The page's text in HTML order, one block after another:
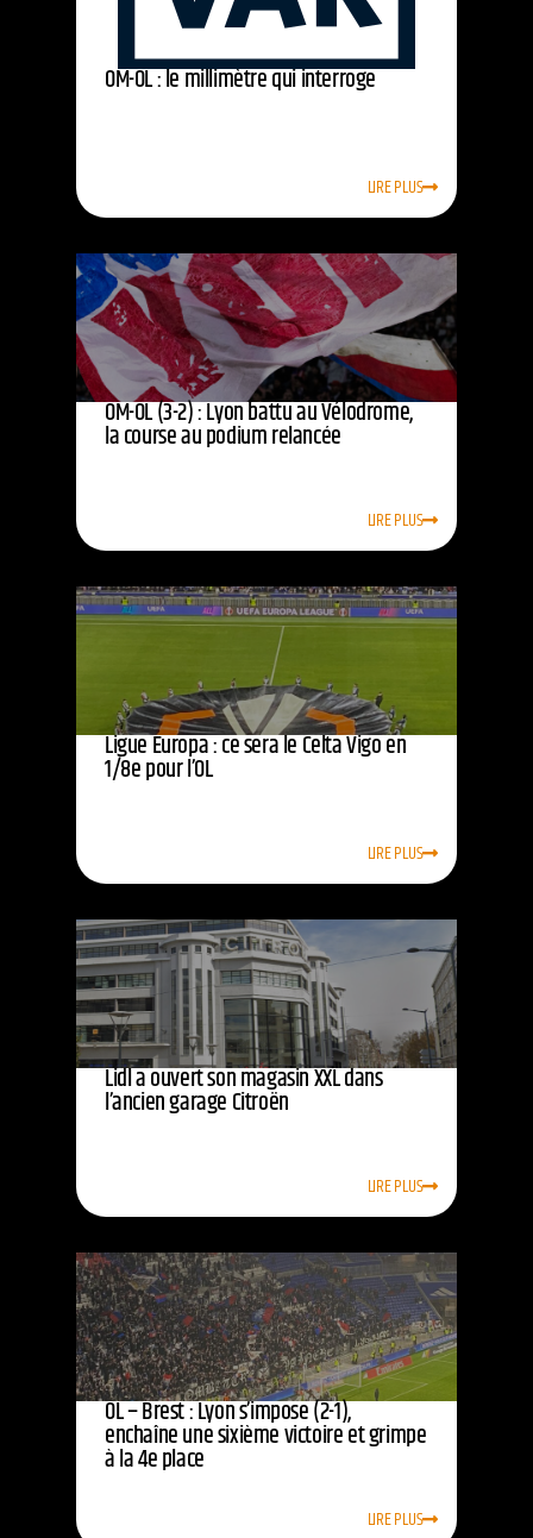
OM-OL : le millimètre qui interroge
LIRE PLUS
OM-OL (3-2) : Lyon battu au Vélodrome,
la course au podium relancée
LIRE PLUS
Ligue Europa : ce sera le Celta Vigo en
1/8e pour l’OL
LIRE PLUS
Lidl a ouvert son magasin XXL dans
l’ancien garage Citroën
LIRE PLUS
OL – Brest : Lyon s’impose (2-1),
enchaîne une sixième victoire et grimpe
à la 4e place
LIRE PLUS